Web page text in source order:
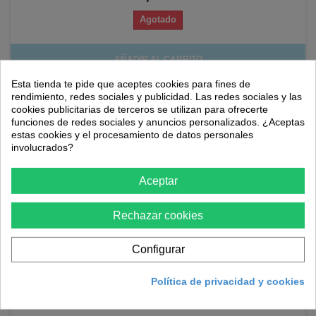
Agotado
AÑADIR AL CARRITO
Semillas de tomate Virgilio híbrido
Esta tienda te pide que aceptes cookies para fines de
rendimiento, redes sociales y publicidad. Las redes sociales y las
cookies publicitarias de terceros se utilizan para ofrecerte
funciones de redes sociales y anuncios personalizados. ¿Aceptas
estas cookies y el procesamiento de datos personales
involucrados?
Aceptar
Rechazar cookies
Configurar
Política de privacidad y cookies